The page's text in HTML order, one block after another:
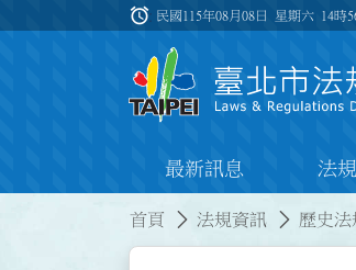
:::
alarm 民國115年08月08日 星期六 14時
最新訊息 法
首頁 法規資訊 歷史法